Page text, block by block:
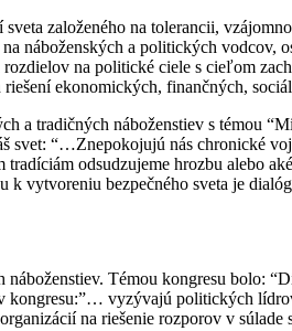
založeného na tolerancii,
náboženských a politických
na politické ciele s cieľom
ekonomických, finančných,
a tradičných náboženstiev s témou
svet: “…Znepokojujú nás chronické
tradíciám odsudzujeme hrozbu
vytvoreniu bezpečného sveta je
Témou kongresu bolo:
kongresu:”… vyzývajú politických
na riešenie rozporov v